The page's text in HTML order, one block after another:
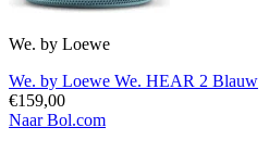
We. by Loewe
We. by Loewe We. HEAR 2 Blauw
€159,00
Naar Bol.com